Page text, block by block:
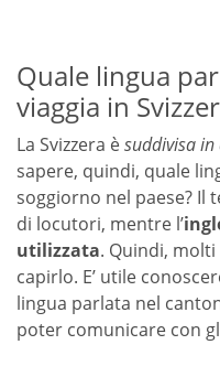
Quale lingua
viaggia in
La Svizzera èsuddivisa in
sapere, quindi, quale
soggiorno nel paese? Il
di locutori, mentre l’
utilizzata. Quindi,
capirlo. E’ utile
lingua parlata nel
poter comunicare con